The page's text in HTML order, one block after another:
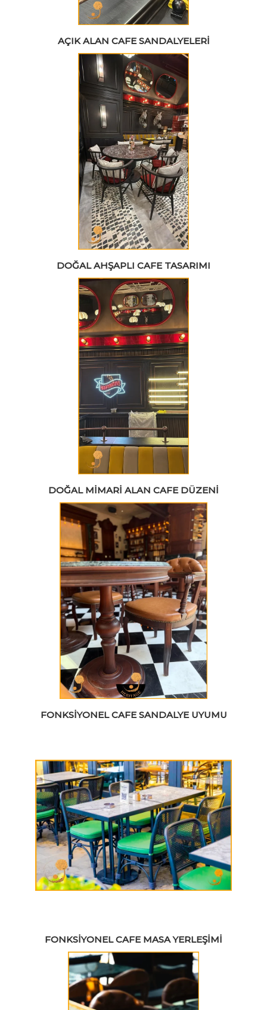
AÇIK ALAN CAFE SANDALYELERI
DOĞAL AHŞAPLI CAFE TASARIMI
DOĞAL MIMARI ALAN CAFE DÜZENI
FONKSIYONEL CAFE SANDALYE UYUMU
FONKSIYONEL CAFE MASA YERLEŞIMI